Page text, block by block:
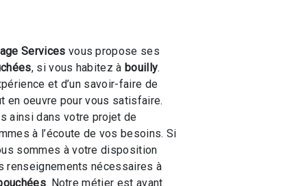
Services vous propose ses
, si vous habitez àbouilly.
et d’un savoir-faire de
en oeuvre pour vous satisfaire.
ainsi dans votre projet de
à l’écoute de vos besoins. Si
sommes à votre disposition
renseignements nécessaires à
. Notre métier est avant